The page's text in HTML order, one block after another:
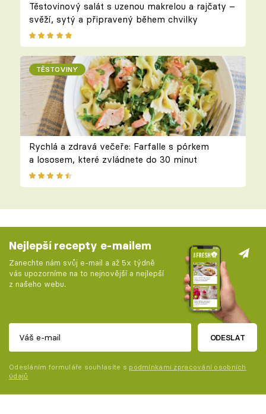
Těstovinový salát s uzenou makrelou a rajčaty –
svěží, sytý a připravený během chvilky
TĚSTOVINY
Rychlá a zdravá večeře: Farfalle s pórkem
a lososem, které zvládnete do 30 minut
Nejlepší recepty e-mailem
Zanechte nám svůj e-mail a až 5x týdně
vás upozorníme na to nejnovější a nejlepší
z našeho webu.
ODESLAT
Odesláním formuláře souhlasíte s podmínkami zpracování osobních
údajů